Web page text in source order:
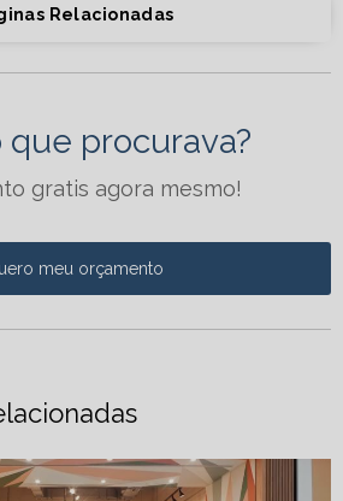
Relacionadas
que procurava?
gratis agora mesmo!
meu orçamento